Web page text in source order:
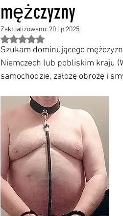
mężczyzny
Zaktualizowano: 20 lip 2025
Oceniono na NaN z 5 gwiazdek.
Szukam dominującego
Niemczech lub pobliskim kraju
samochodzie, założę obrożę i